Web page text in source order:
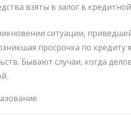
взяты в залог в
ситуации,
просрочка по
Бывают случаи, когда